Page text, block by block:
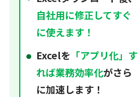
自社用に修正してすぐ
に使えます！
Excelを 「アプリ化」す
れば業務効率化がさら
に加速します！